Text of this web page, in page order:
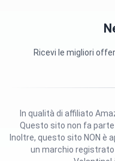
Ricevi le migliori
Questo sito non fa parte
Inoltre, questo sito NON è
un marchio registrato
In qualità di affiliato